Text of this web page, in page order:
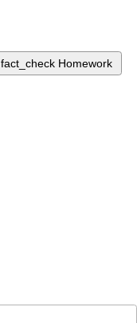
fact_check Homework